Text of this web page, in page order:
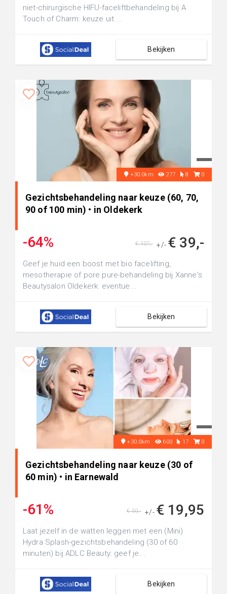
niet-chirurgische HIFU-faceliftbehandeling bij A
Touch of Charm: keuze uit ...
Bekijken
+30.0km 277 8 0
Gezichtsbehandeling naar keuze (60, 70,
90 of 100 min) • in Oldekerk
-64% +/- € 39,-
€ 107,-
Geef je huid een boost met bio facelifting,
mesotherapie of pore pure-behandeling bij Xanne's
Beautysalon Oldekerk: eventue...
Bekijken
+30.0km 600 17 0
Gezichtsbehandeling naar keuze (30 of
60 min) • in Earnewald
-61% +/- € 19,95
€ 50,-
Laat jezelf in de watten leggen met een (Mini)
Hydra Splash-gezichtsbehandeling (30 of 60
minuten) bij ADLC Beauty: geef je...
Bekijken